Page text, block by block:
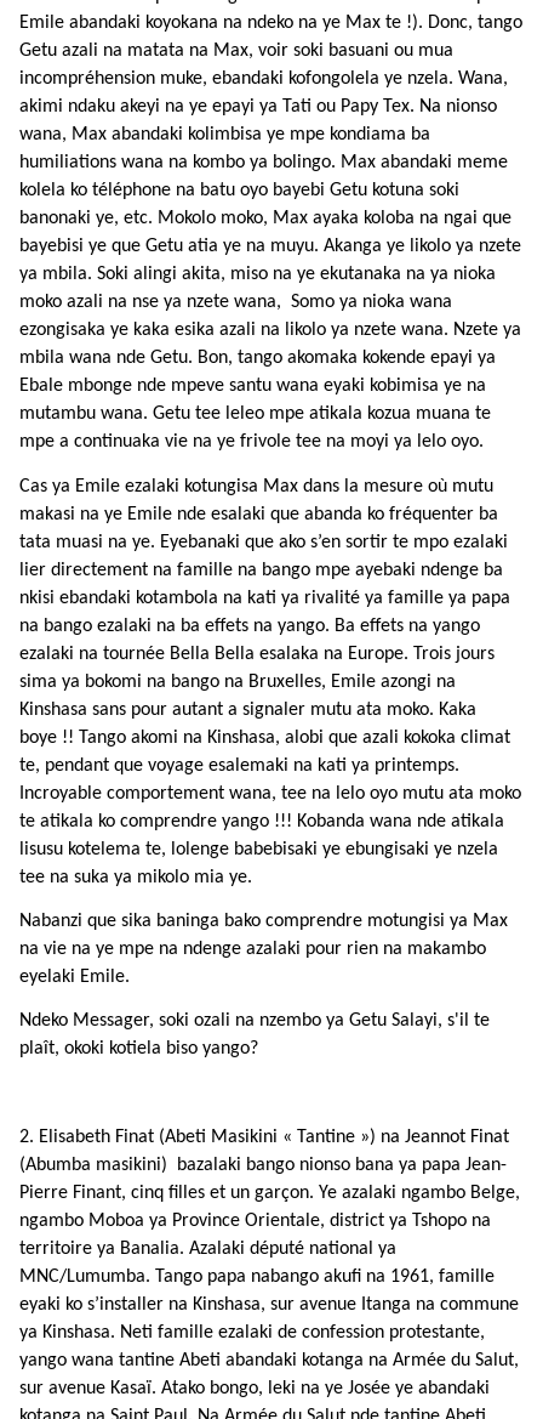
Emile abandaki koyokana na ndeko na ye Max te !). Donc, tango
Getu azali na matata na Max, voir soki basuani ou mua
incompréhension muke, ebandaki kofongolela ye nzela. Wana,
akimi ndaku akeyi na ye epayi ya Tati ou Papy Tex. Na nionso
wana, Max abandaki kolimbisa ye mpe kondiama ba
humiliations wana na kombo ya bolingo. Max abandaki meme
kolela ko téléphone na batu oyo bayebi Getu kotuna soki
banonaki ye, etc. Mokolo moko, Max ayaka koloba na ngai que
bayebisi ye que Getu atia ye na muyu. Akanga ye likolo ya nzete
ya mbila. Soki alingi akita, miso na ye ekutanaka na ya nioka
moko azali na nse ya nzete wana, Somo ya nioka wana
ezongisaka ye kaka esika azali na likolo ya nzete wana. Nzete ya
mbila wana nde Getu. Bon, tango akomaka kokende epayi ya
Ebale mbonge nde mpeve santu wana eyaki kobimisa ye na
mutambu wana. Getu tee leleo mpe atikala kozua muana te
mpe a continuaka vie na ye frivole tee na moyi ya lelo oyo.
Cas ya Emile ezalaki kotungisa Max dans la mesure où mutu
makasi na ye Emile nde esalaki que abanda ko fréquenter ba
tata muasi na ye. Eyebanaki que ako s’en sortir te mpo ezalaki
lier directement na famille na bango mpe ayebaki ndenge ba
nkisi ebandaki kotambola na kati ya rivalité ya famille ya papa
na bango ezalaki na ba effets na yango. Ba effets na yango
ezalaki na tournée Bella Bella esalaka na Europe. Trois jours
sima ya bokomi na bango na Bruxelles, Emile azongi na
Kinshasa sans pour autant a signaler mutu ata moko. Kaka
boye !! Tango akomi na Kinshasa, alobi que azali kokoka climat
te, pendant que voyage esalemaki na kati ya printemps.
Incroyable comportement wana, tee na lelo oyo mutu ata moko
te atikala ko comprendre yango !!! Kobanda wana nde atikala
lisusu kotelema te, lolenge babebisaki ye ebungisaki ye nzela
tee na suka ya mikolo mia ye.
Nabanzi que sika baninga bako comprendre motungisi ya Max
na vie na ye mpe na ndenge azalaki pour rien na makambo
eyelaki Emile.
Ndeko Messager, soki ozali na nzembo ya Getu Salayi, s'il te
plaît, okoki kotiela biso yango?
2. Elisabeth Finat (Abeti Masikini « Tantine ») na Jeannot Finat
(Abumba masikini) bazalaki bango nionso bana ya papa Jean-
Pierre Finant, cinq filles et un garçon. Ye azalaki ngambo Belge,
ngambo Moboa ya Province Orientale, district ya Tshopo na
territoire ya Banalia. Azalaki député national ya
MNC/Lumumba. Tango papa nabango akufi na 1961, famille
eyaki ko s’installer na Kinshasa, sur avenue Itanga na commune
ya Kinshasa. Neti famille ezalaki de confession protestante,
yango wana tantine Abeti abandaki kotanga na Armée du Salut,
sur avenue Kasaï. Atako bongo, leki na ye Josée ye abandaki